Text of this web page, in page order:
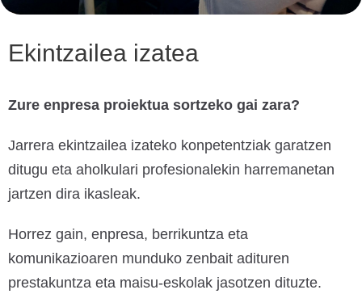
Ekintzailea izatea
Zure enpresa proiektua sortzeko gai zara?
Jarrera ekintzailea izateko konpetentziak garatzen
ditugu eta aholkulari profesionalekin harremanetan
jartzen dira ikasleak.
Horrez gain, enpresa, berrikuntza eta
komunikazioaren munduko zenbait adituren
prestakuntza eta maisu-eskolak jasotzen dituzte.